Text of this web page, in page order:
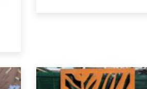
€ 19,60